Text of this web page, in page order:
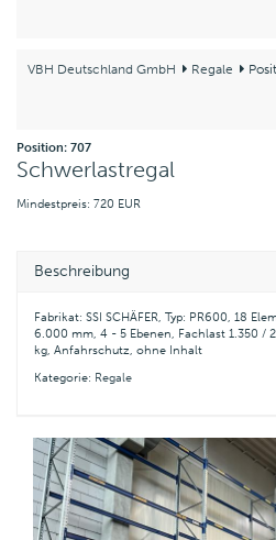
VBH Deutschland GmbH Regale
Position: 707
Schwerlastregal
Mindestpreis: 720 EUR
Beschreibung
Fabrikat: SSI SCHÄFER, Typ: PR600, 18
6.000 mm, 4 - 5 Ebenen, Fachlast 1.350 /
kg, Anfahrschutz, ohne Inhalt
Kategorie: Regale